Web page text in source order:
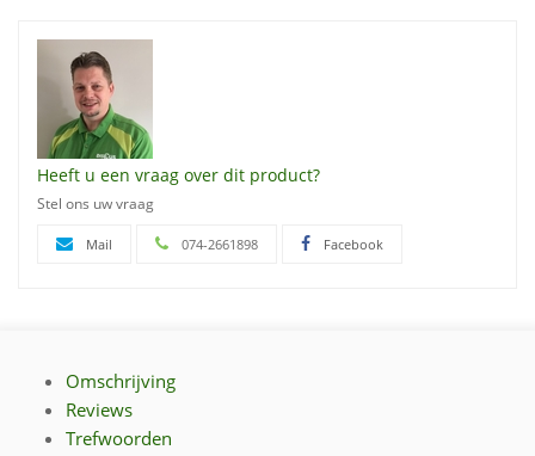
Heeft u een vraag over dit product?
Stel ons uw vraag
Mail 074-2661898 Facebook
Omschrijving
Reviews
Trefwoorden